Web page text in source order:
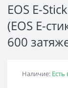
EOS E-
(EOS Е-
600
Наличие: Есть